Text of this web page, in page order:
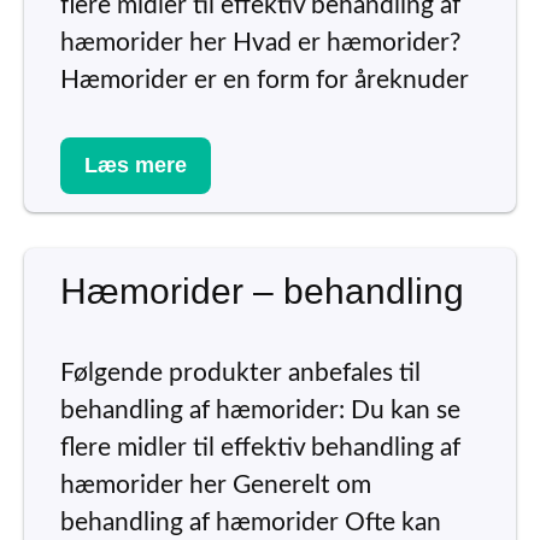
flere midler til effektiv behandling af
hæmorider her Hvad er hæmorider?
Hæmorider er en form for åreknuder
Læs mere
Hæmorider – behandling
Følgende produkter anbefales til
behandling af hæmorider: Du kan se
flere midler til effektiv behandling af
hæmorider her Generelt om
behandling af hæmorider Ofte kan